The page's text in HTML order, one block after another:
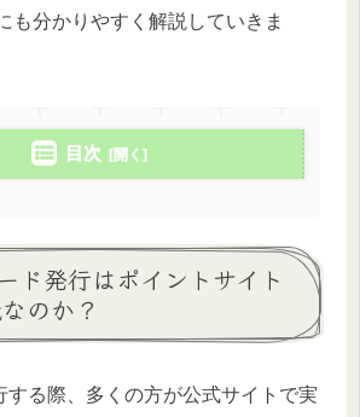
も分かりやすく解説していきま
目次
ド発行はポイントサイト
のか？
する際、多くの方が公式サイトで実